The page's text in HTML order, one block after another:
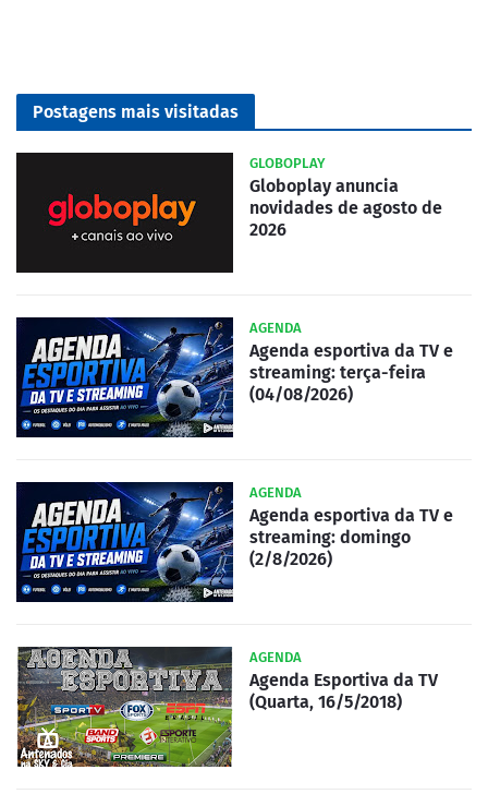
Postagens mais visitadas
GLOBOPLAY
Globoplay anuncia
novidades de agosto de
2026
AGENDA
Agenda esportiva da TV e
streaming: terça-feira
(04/08/2026)
AGENDA
Agenda esportiva da TV e
streaming: domingo
(2/8/2026)
AGENDA
Agenda Esportiva da TV
(Quarta, 16/5/2018)